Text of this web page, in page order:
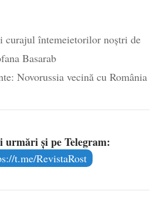
curajul întemeietorilor noştri de
Basarab
Novorussia vecină cu România
urmări și pe Telegram:
t.me/RevistaRost